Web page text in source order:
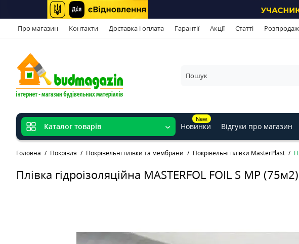
Про магазин Контакти Доставка і оплата Гарантії Акції Статті Розпродаж
Головна Покрівля Покрівельні плівки та мембрани Покрівельні плівки MasterPlast
Плівка гідроізоляційна MASTERFOL FOIL S MP (75м2)
Каталог товарів
New
Новинки Відгуки про магазин